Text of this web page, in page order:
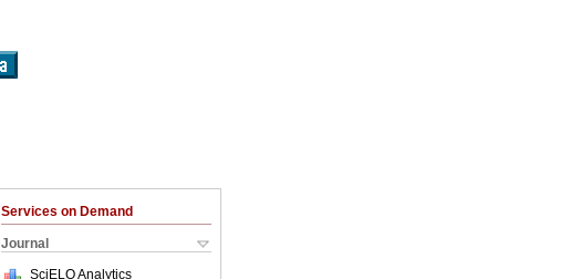
Services on Demand
Journal
SciELO Analytics